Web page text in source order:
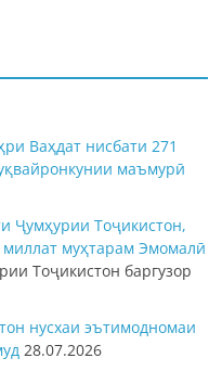
Ваҳдат нисбати 271
маъмурӣ
Ҷумҳурии Тоҷикистон,
муҳтарам Эмомалӣ
Тоҷикистон баргузор
нусхаи эътимодномаи
28.07.2026